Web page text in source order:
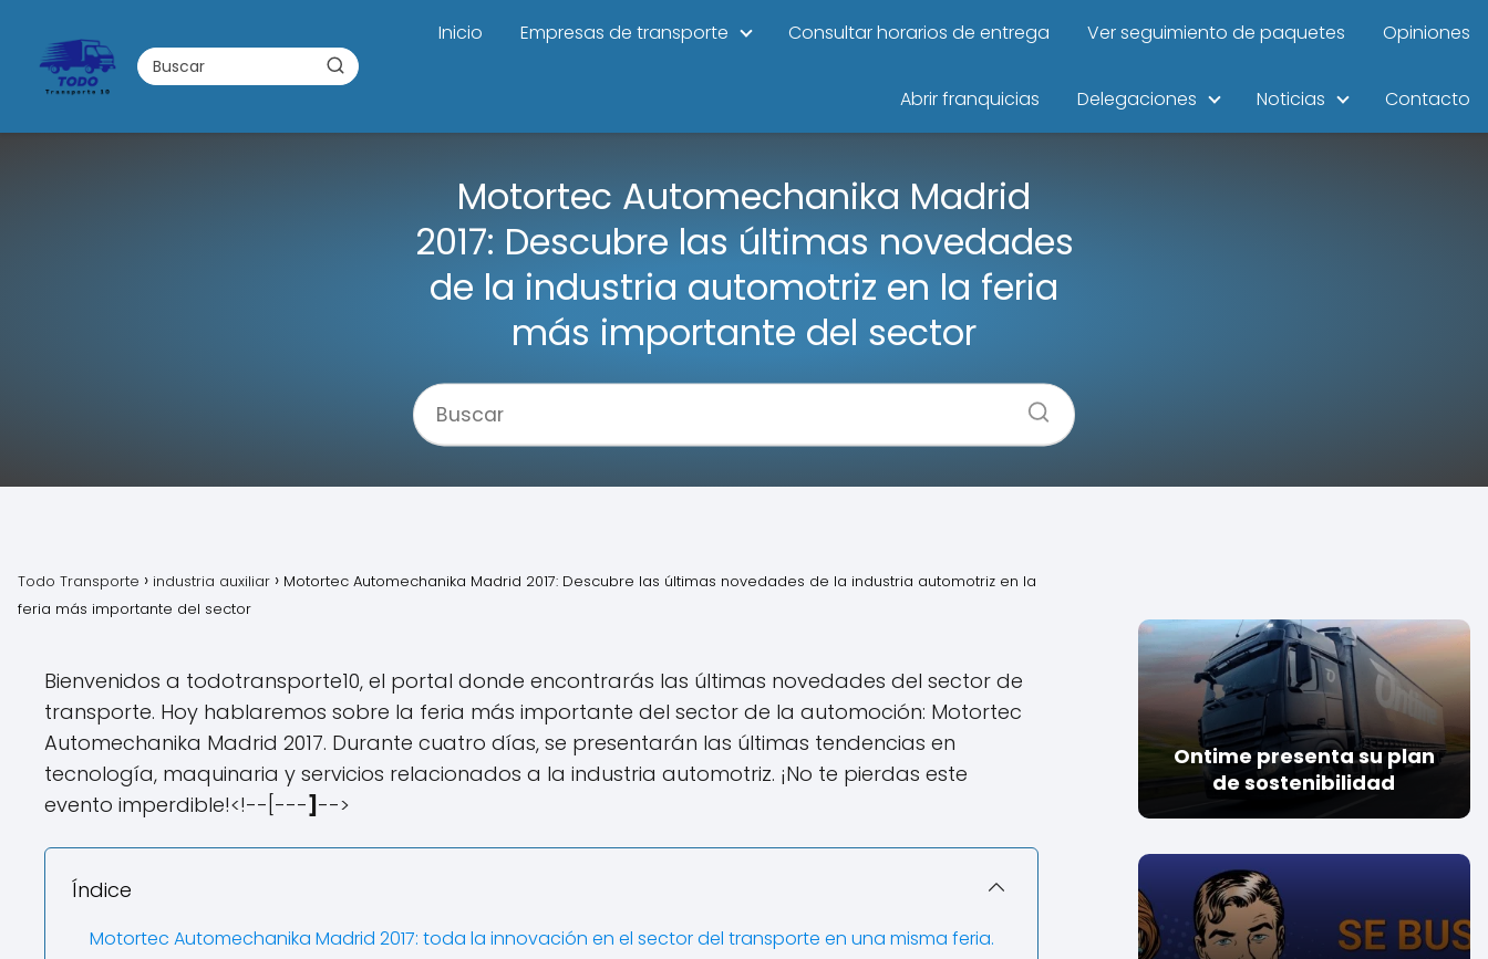
Inicio Empresas de transporte Consultar horarios de entrega Ver seguimiento de paquetes Opiniones
Abrir franquicias Delegaciones Noticias Contacto
Motortec Automechanika Madrid
2017: Descubre las últimas novedades
de la industria automotriz en la feria
más importante del sector
Todo Transporte industria auxiliar
Motortec Automechanika Madrid 2017: Descubre las últimas novedades de la industria automotriz en la
feria más importante del sector
Bienvenidos a todotransporte10, el portal donde encontrarás las últimas novedades del sector de
transporte. Hoy hablaremos sobre la feria más importante del sector de la automoción: Motortec
Automechanika Madrid 2017. Durante cuatro días, se presentarán las últimas tendencias en
tecnología, maquinaria y servicios relacionados a la industria automotriz. ¡No te pierdas este
evento imperdible!<!--[---] -->
Índice
Motortec Automechanika Madrid 2017: toda la innovación en el sector del transporte en una misma feria.
Ontime presenta su plan
de sostenibilidad